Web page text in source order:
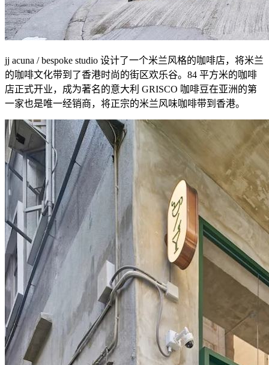
jj acuna / bespoke studio 设计了一个米兰风格的咖啡店，将米兰
的咖啡文化带到了香港时尚的街区欢乐谷。84 平方米的咖啡
店正式开业，成为著名的意大利 GRISCO 咖啡豆在亚洲的第
一家也是唯一经销商，将正宗的米兰风味咖啡带到香港。